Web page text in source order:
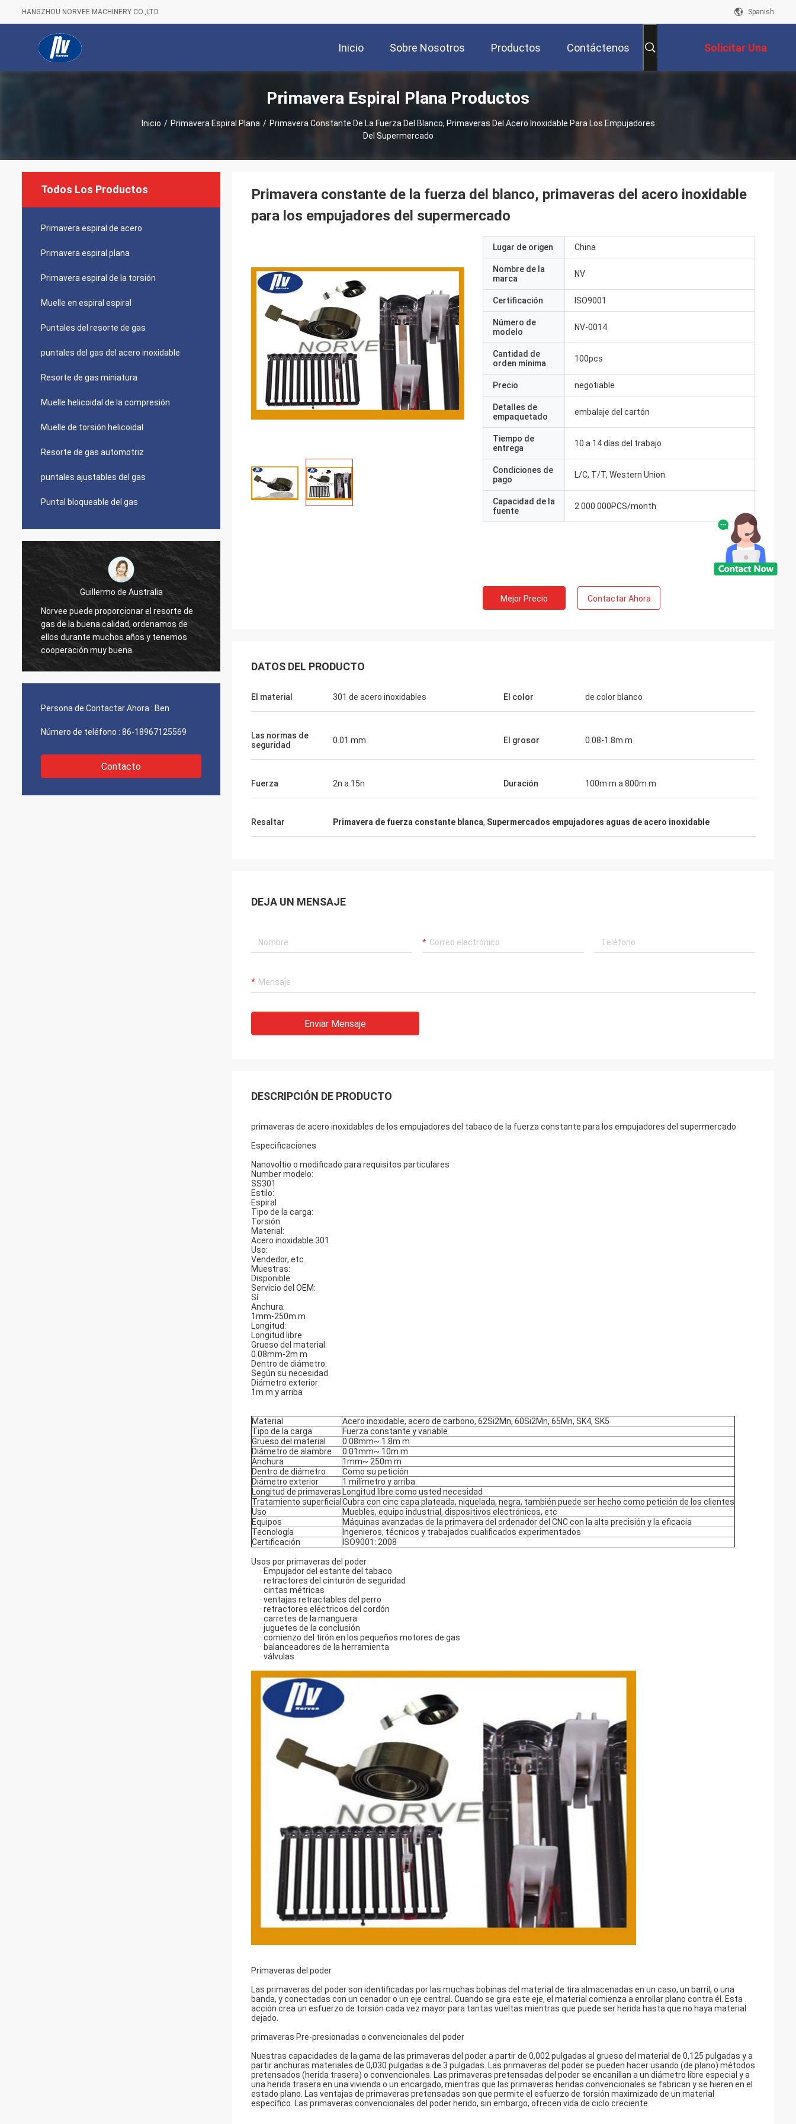
HANGZHOU NORVEE MACHINERY CO.,LTD Spanish
Inicio Sobre Nosotros Productos Contáctenos Solicitar Una
Cotización
Primavera Espiral Plana Productos
Inicio / Primavera Espiral Plana / Primavera Constante De La Fuerza Del Blanco, Primaveras Del Acero Inoxidable Para Los Empujadores
Del Supermercado
Todos Los Productos
Primavera espiral de acero
Primavera espiral plana
Primavera espiral de la torsión
Muelle en espiral espiral
Puntales del resorte de gas
puntales del gas del acero inoxidable
Resorte de gas miniatura
Muelle helicoidal de la compresión
Muelle de torsión helicoidal
Resorte de gas automotriz
puntales ajustables del gas
Puntal bloqueable del gas
Guillermo de Australia
Norvee puede proporcionar el resorte de
gas de la buena calidad, ordenamos de
ellos durante muchos años y tenemos
cooperación muy buena.
ahora.
cooperamos con Norvee más de 10 años,
Persona de Contactar Ahora : Ben
Número de teléfono : 86-18967125569
Contacto
Primavera constante de la fuerza del blanco, primaveras del acero inoxidable
para los empujadores del supermercado
Lugar de origen China
Nombre de la
marca
NV
Certificación ISO9001
Número de
modelo
NV-0014
Cantidad de
orden mínima
100pcs
Precio negotiable
Detalles de
empaquetado
embalaje del cartón
Tiempo de
entrega
10 a 14 días del trabajo
Condiciones de
pago
L/C, T/T, Western Union
Capacidad de la
fuente
2 000 000PCS/month
Mejor Precio Contactar Ahora
DATOS DEL PRODUCTO
El material 301 de acero inoxidables El color de color blanco
Las normas de
seguridad
0.01 mm El grosor 0.08-1.8m m
Fuerza 2n a 15n Duración 100m m a 800m m
Resaltar Primavera de fuerza constante blanca, Supermercados empujadores aguas de acero inoxidable
DEJA UN MENSAJE
Enviar Mensaje
DESCRIPCIÓN DE PRODUCTO
primaveras de acero inoxidables de los empujadores del tabaco de la fuerza constante para los empujadores del supermercado
Especificaciones
Nanovoltio o modificado para requisitos particulares
Number modelo:
SS301
Estilo:
Espiral
Tipo de la carga:
Torsión
Material:
Acero inoxidable 301
Uso:
Vendedor, etc.
Muestras:
Disponible
Servicio del OEM:
Sí
Anchura:
1mm-250m m
Longitud:
Longitud libre
Grueso del material:
0.08mm-2m m
Dentro de diámetro:
Según su necesidad
Diámetro exterior:
1m m y arriba
Material
Acero inoxidable, acero de carbono, 62Si2Mn, 60Si2Mn, 65Mn, SK4, SK5
Tipo de la carga
Fuerza constante y variable
Grueso del material
0.08mm~ 1.8m m
Diámetro de alambre
0.01mm~ 10m m
Anchura
1mm~ 250m m
Dentro de diámetro
Como su petición
Diámetro exterior
1 milímetro y arriba.
Longitud de primaveras Longitud libre como usted necesidad
Tratamiento superficial Cubra con cinc capa plateada, niquelada, negra, también puede ser hecho como petición de los clientes
Uso
Muebles, equipo industrial, dispositivos electrónicos, etc
Equipos
Máquinas avanzadas de la primavera del ordenador del CNC con la alta precisión y la eficacia
Tecnología
Ingenieros, técnicos y trabajados cualificados experimentados
Certificación
ISO9001: 2008
Usos por primaveras del poder
· Empujador del estante del tabaco
· retractores del cinturón de seguridad
· cintas métricas
· ventajas retractables del perro
· retractores eléctricos del cordón
· carretes de la manguera
· juguetes de la conclusión
· comienzo del tirón en los pequeños motores de gas
· balanceadores de la herramienta
· válvulas
Primaveras del poder
Las primaveras del poder son identificadas por las muchas bobinas del material de tira almacenadas en un caso, un barril, o una
banda, y conectadas con un cenador o un eje central. Cuando se gira este eje, el material comienza a enrollar plano contra él. Esta
acción crea un esfuerzo de torsión cada vez mayor para tantas vueltas mientras que puede ser herida hasta que no haya material
dejado.
primaveras Pre-presionadas o convencionales del poder
Nuestras capacidades de la gama de las primaveras del poder a partir de 0,002 pulgadas al grueso del material de 0,125 pulgadas y a
partir anchuras materiales de 0,030 pulgadas a de 3 pulgadas. Las primaveras del poder se pueden hacer usando (de plano) métodos
pretensados (herida trasera) o convencionales. Las primaveras pretensadas del poder se encanillan a un diámetro libre especial y a
una herida trasera en una vivienda o un encargado, mientras que las primaveras heridas convencionales se fabrican y se hieren en el
estado plano. Las ventajas de primaveras pretensadas son que permite el esfuerzo de torsión maximizado de un material
específico. Las primaveras convencionales del poder herido, sin embargo, ofrecen vida de ciclo creciente.